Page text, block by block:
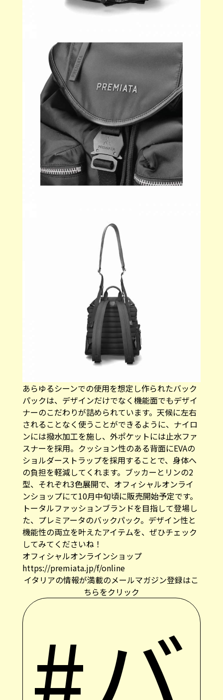
あらゆるシーンでの使用を想定し作られたバック
パックは、デザインだけでなく機能面でもデザイ
ナーのこだわりが詰められています。天候に左右
されることなく使うことができるように、ナイロ
ンには撥水加工を施し、外ポケットには止水ファ
スナーを採用。クッション性のある背面にEVAの
ショルダーストラップを採用することで、身体へ
の負担を軽減してくれます。ブッカーとリンの2
型、それぞれ3色展開で、オフィシャルオンライ
ンショップにて10月中旬頃に販売開始予定です。
トータルファッションブランドを目指して登場し
た、プレミアータのバックパック。デザイン性と
機能性の両立を叶えたアイテムを、ぜひチェック
してみてくださいね！
オフィシャルオンラインショップ
https://premiata.jp/f/online
イタリアの情報が満載のメールマガジン登録はこ
ちらをクリック